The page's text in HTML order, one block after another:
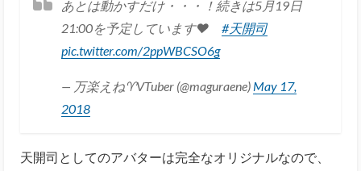
あとは動かすだけ・・・！続きは5月19日
21:00を予定しています❤#天開司
pic.twitter.com/2ppWBCSO6g
— 万楽えね♈️VTuber (@maguraene) May 17,
2018
天開司としてのアバターは完全なオリジナルなので、